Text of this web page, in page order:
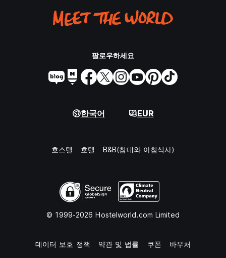
팔로우하세요
한국어 EUR
호스텔 호텔 B&B(침대와 아침식사)
© 1999-2026 Hostelworld.com Limited
데이터 보호 정책 약관 및 법률 쿠폰 바우처